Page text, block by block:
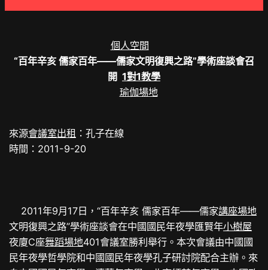
個人空間
“百年辛亥 儒家百年——儒家文明復興之路”學術座談會召
開 1對1教學
瑜伽場地
來源會議室出租 ：孔子在線
時間：2011-9-20
2011年9月17日，“百年辛亥 儒家百年——儒家講座場地
文明復興之路”學術座談會在中國國民年夜學匯賢年小樹屋
夜廈C座舞蹈場地401會議室勝利舉行。本次會議由中國國
民年夜學哲學院和中國國民年夜學孔子研討院配合主辦。來